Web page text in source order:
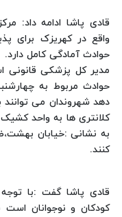
قادی پاشا ادامه داد:
واقع در کهریزک برای
حوادث آمادگی کامل دارد.
مدیر کل پزشکی قانونی
حوادث مربوط به
دهد شهروندان می
کلانتری ها به واحد
به نشانی :خیابان
کنند.
قادی پاشا گفت :با
کودکان و نوجوانان